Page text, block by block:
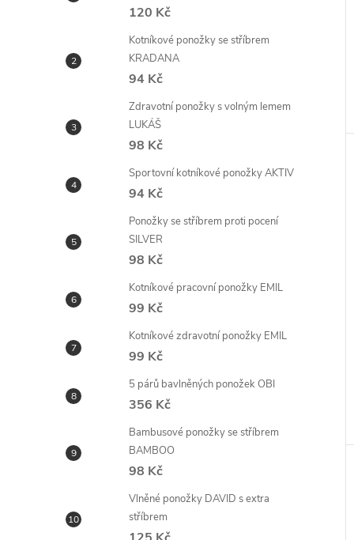
120 Kč
Kotníkové ponožky se stříbrem
KRADANA
94 Kč
Zdravotní ponožky s volným lemem
LUKÁŠ
98 Kč
Sportovní kotníkové ponožky AKTIV
94 Kč
Ponožky se stříbrem proti pocení
SILVER
98 Kč
Kotníkové pracovní ponožky EMIL
99 Kč
Kotníkové zdravotní ponožky EMIL
99 Kč
5 párů bavlněných ponožek OBI
356 Kč
Bambusové ponožky se stříbrem
BAMBOO
98 Kč
Vlněné ponožky DAVID s extra
stříbrem